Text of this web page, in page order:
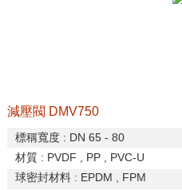
減壓閥 DMV750
標稱寬度: DN 65 - 80
材質: PVDF , PP , PVC-U
球密封材料: EPDM , FPM